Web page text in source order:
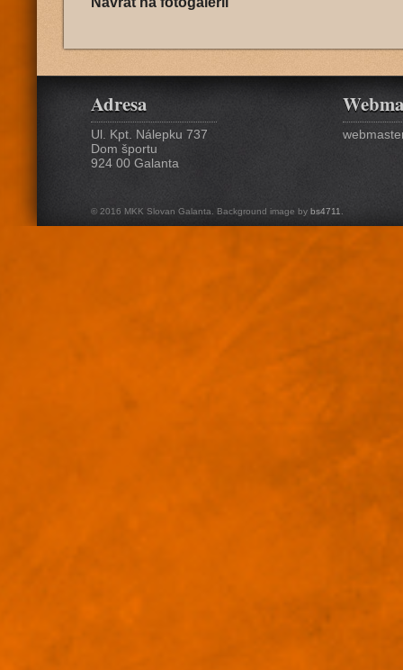
Adresa
Ul. Kpt. Nálepku 737
Dom športu
924 00 Galanta
© 2016 MKK Slovan Galanta. Background image by bs4711